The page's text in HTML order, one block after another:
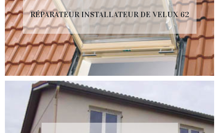
RÉPARATEUR INSTALLATEUR DE VELUX 62